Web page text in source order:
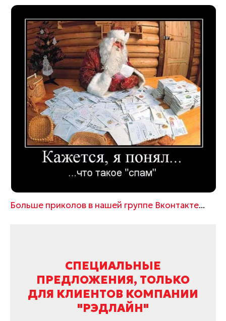
Больше приколов в нашей группе Вконтакте...
СПЕЦИАЛЬНЫЕ
ПРЕДЛОЖЕНИЯ, ТОЛЬКО
ДЛЯ КЛИЕНТОВ КОМПАНИИ
"РЭДЛАЙН"